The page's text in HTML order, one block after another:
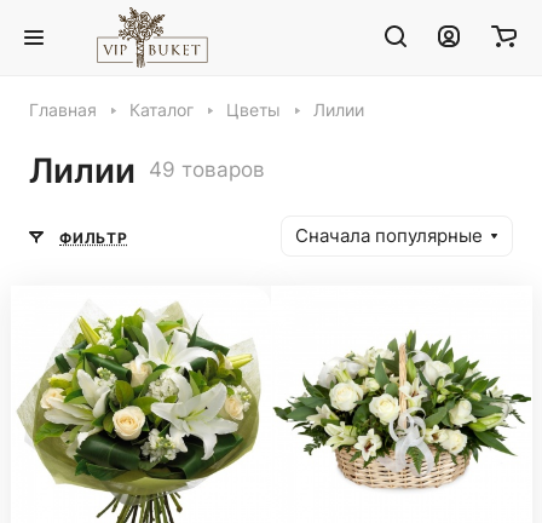
Главная Каталог Цветы Лилии
Лилии 49 товаров
ФИЛЬТР Сначала популярные